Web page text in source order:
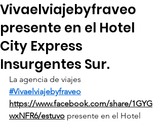
Vivaelviajebyfraveo
presente en el Hotel
City Express
Insurgentes Sur.
La agencia de viajes
#Vivaelviajebyfraveo
https://www.facebook.com/share/1GYG
wxNFR6/estuvo presente en el Hotel